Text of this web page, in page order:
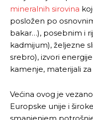
mineralnih sirovina
posložen po
bakar…), posebnim i
kadmijum), željezne
srebro), izvori
kamenje, materijali
Većina ovog je
Europske unije i